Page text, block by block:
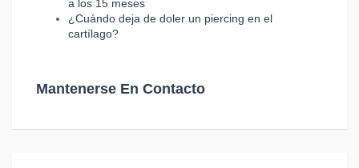
a los 15 meses
¿Cuándo deja de doler un piercing en el
cartílago?
Mantenerse En Contacto